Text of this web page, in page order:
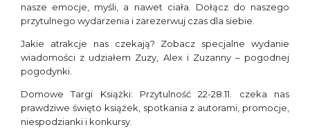
nasze emocje, myśli, a nawet ciała. Dołącz do naszego
przytulnego wydarzenia i zarezerwuj czas dla siebie.
Jakie atrakcje nas czekają? Zobacz specjalne wydanie
wiadomości z udziałem Zuzy, Alex i Zuzanny – pogodnej
pogodynki.
Domowe Targi Książki: Przytulność 22-28.11. czeka nas
prawdziwe święto książek, spotkania z autorami, promocje,
niespodzianki i konkursy.